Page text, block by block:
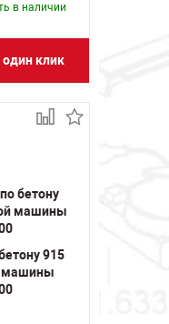
в наличии
один клик
915
машины